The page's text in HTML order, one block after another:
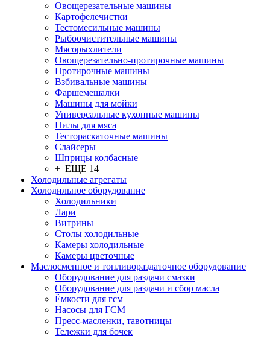
Овощерезательные машины
Картофелечистки
Тестомесильные машины
Рыбоочистительные машины
Мясорыхлители
Овощерезательно-протирочные машины
Протирочные машины
Взбивальные машины
Фаршемешалки
Машины для мойки
Универсальные кухонные машины
Пилы для мяса
Тестораскаточные машины
Слайсеры
Шприцы колбасные
+ ЕЩЕ 14
Холодильные агрегаты
Холодильное оборудование
Холодильники
Лари
Витрины
Столы холодильные
Камеры холодильные
Камеры цветочные
Маслосменное и топливораздаточное оборудование
Оборудование для раздачи смазки
Оборудование для раздачи и сбор масла
Ёмкости для гсм
Насосы для ГСМ
Пресс-масленки, тавотницы
Тележки для бочек